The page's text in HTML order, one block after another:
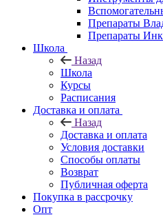
Препараты
Препараты
Школа
Назад
Школа
Курсы
Расписания
Доставка и оплата
Назад
Доставка и оплата
Условия доставки
Способы оплаты
Возврат
Публичная оферта
Покупка в рассрочку
Опт